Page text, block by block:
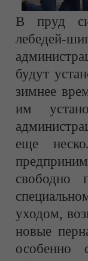
В пруд
лебедей-
будут
зимнее
им
еще
свободно
уходом,
новые
особенно